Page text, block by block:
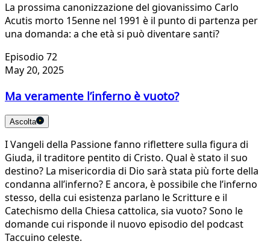
La prossima canonizzazione del giovanissimo Carlo
Acutis morto 15enne nel 1991 è il punto di partenza per
una domanda: a che età si può diventare santi?
Episodio 72
May 20, 2025
Ma veramente l’inferno è vuoto?
Ascolta
I Vangeli della Passione fanno riflettere sulla figura di
Giuda, il traditore pentito di Cristo. Qual è stato il suo
destino? La misericordia di Dio sarà stata più forte della
condanna all’inferno? E ancora, è possibile che l’inferno
stesso, della cui esistenza parlano le Scritture e il
Catechismo della Chiesa cattolica, sia vuoto? Sono le
domande cui risponde il nuovo episodio del podcast
Taccuino celeste.